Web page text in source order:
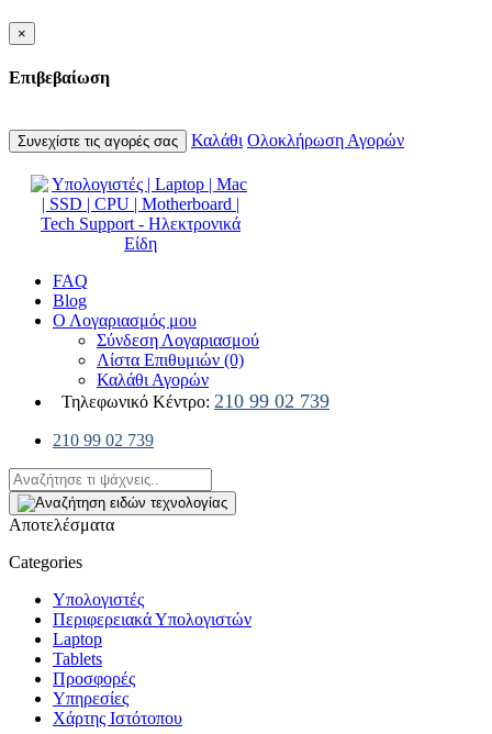
×
Επιβεβαίωση
Συνεχίστε τις αγορές σας Καλάθι Ολοκλήρωση Αγορών
FAQ
Blog
Ο Λογαριασμός μου
Σύνδεση Λογαριασμού
Λίστα Επιθυμιών (0)
Καλάθι Αγορών
Τηλεφωνικό Κέντρο: 210 99 02 739
210 99 02 739
Αποτελέσματα
Categories
Υπολογιστές
Περιφερειακά Υπολογιστών
Laptop
Tablets
Προσφορές
Υπηρεσίες
Χάρτης Ιστότοπου